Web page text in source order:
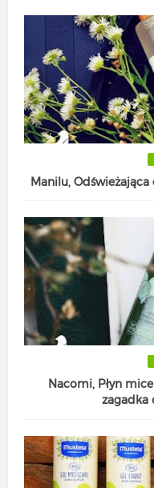
Manilu,
Nacomi, Płyn
zagadka